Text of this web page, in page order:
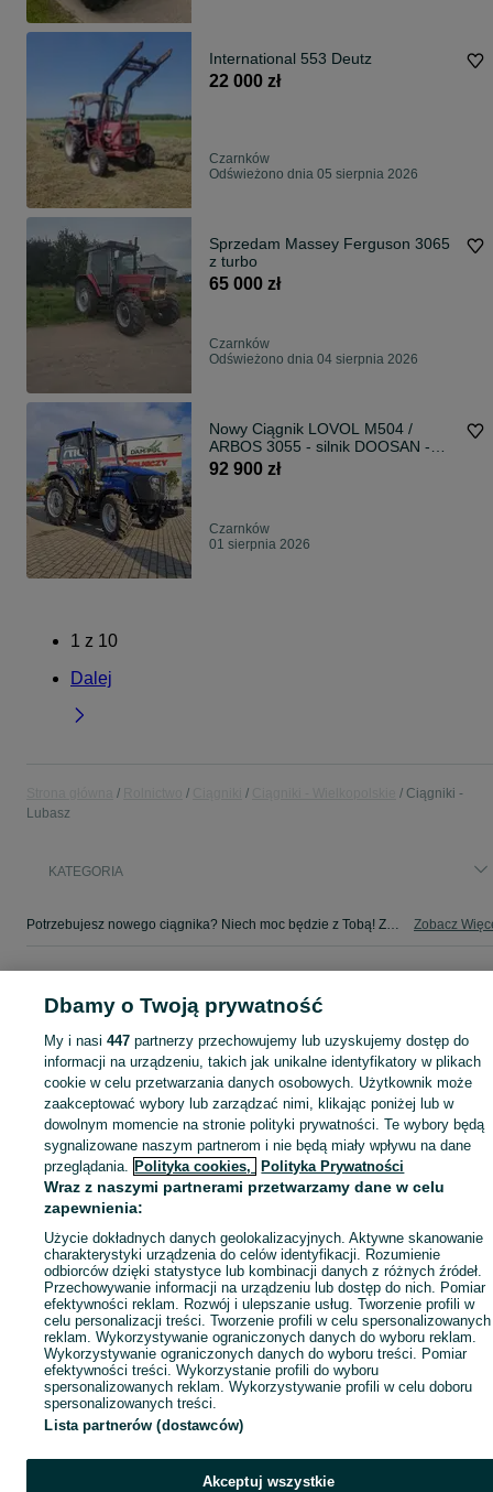
International 553 Deutz
22 000 zł
Czarnków
Odświeżono dnia 05 sierpnia 2026
Sprzedam Massey Ferguson 3065
z turbo
65 000 zł
Czarnków
Odświeżono dnia 04 sierpnia 2026
Nowy Ciągnik LOVOL M504 /
ARBOS 3055 - silnik DOOSAN -
serwis
92 900 zł
Czarnków
01 sierpnia 2026
1 z 10
Dalej
Ciągniki -
Lubasz
KATEGORIA
Potrzebujesz nowego ciągnika? Niech moc będzie z Tobą! Znajdź sprzęt dla siebie w kategorii Ciągniki na OLX - Lubasz i okolice! Zobacz
Mapa miejscowości
Mapa ministron
Popularne wyszukiwania
Dbamy o Twoją prywatność
My i nasi447 partnerzy przechowujemy lub uzyskujemy dostęp do
informacji na urządzeniu, takich jak unikalne identyfikatory w plikach
cookie w celu przetwarzania danych osobowych. Użytkownik może
zaakceptować wybory lub zarządzać nimi, klikając poniżej lub w
dowolnym momencie na stronie polityki prywatności. Te wybory będą
sygnalizowane naszym partnerom i nie będą miały wpływu na dane
przeglądania. Polityka cookies, Polityka Prywatności
Wraz z naszymi partnerami przetwarzamy dane w celu
zapewnienia:
Użycie dokładnych danych geolokalizacyjnych. Aktywne skanowanie
charakterystyki urządzenia do celów identyfikacji. Rozumienie
odbiorców dzięki statystyce lub kombinacji danych z różnych źródeł.
Przechowywanie informacji na urządzeniu lub dostęp do nich. Pomiar
efektywności reklam. Rozwój i ulepszanie usług. Tworzenie profili w
celu personalizacji treści. Tworzenie profili w celu spersonalizowanych
reklam. Wykorzystywanie ograniczonych danych do wyboru reklam.
Wykorzystywanie ograniczonych danych do wyboru treści. Pomiar
efektywności treści. Wykorzystanie profili do wyboru
spersonalizowanych reklam. Wykorzystywanie profili w celu doboru
spersonalizowanych treści.
Lista partnerów (dostawców)
Akceptuj wszystkie